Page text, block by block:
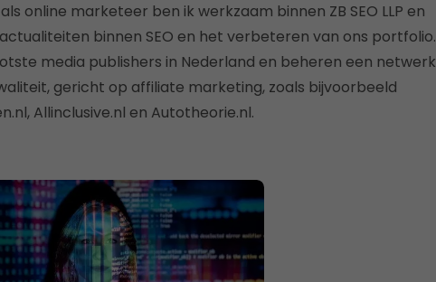
online marketeer ben ik werkzaam binnen ZB SEO LLP en
binnen SEO en het verbeteren van ons portfolio.
media publishers in Nederland en beheren een netwerk
gericht op affiliate marketing, zoals bijvoorbeeld
Allinclusive.nl en Autotheorie.nl.